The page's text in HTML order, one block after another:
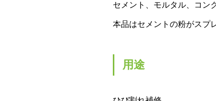
セメント、モルタル、コン
本品はセメントの粉がスプ
用途